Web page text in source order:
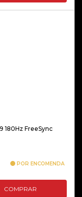
180Hz FreeSync
POR ENCOMENDA
COMPRAR